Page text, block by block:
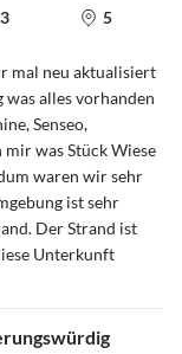
3 5
mal neu aktualisiert
was alles vorhanden
Senseo,
was Stück Wiese
waren wir sehr
ist sehr
Der Strand ist
Unterkunft